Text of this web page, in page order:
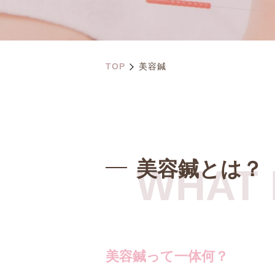
TOP 美容鍼
WHAT
美容鍼とは？
美容鍼って一体何？